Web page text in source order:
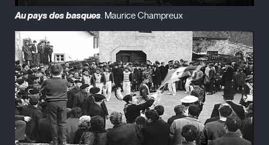
Un pequeño monasterio en toscana(1988)
Y la luz se hizo(1989)
La Chasse aux papillons(1992)
Seule, Géorgie
(1994)
Brigands chapitre VII(1996)
Adieu, plancher des vaches!(1999)
Lundi matin(2002)
Jardins en automne(2006)
Chantrapas(2010)
Au pays des basques. Maurice Champreux